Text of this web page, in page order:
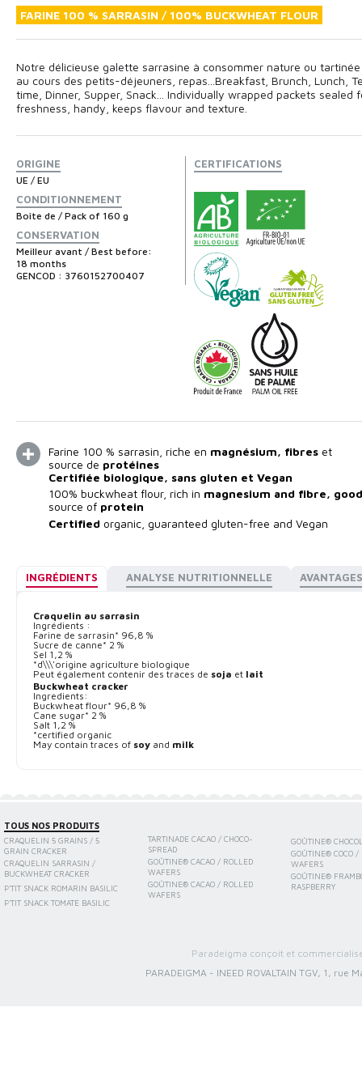
FARINE 100 % SARRASIN / 100% BUCKWHEAT FLOUR
Notre délicieuse galette sarrasine à consommer nature ou tartinée
au cours des petits-déjeuners, repas...Breakfast, Brunch, Lunch,
time, Dinner, Supper, Snack... Individually wrapped packets sealed
freshness, handy, keeps flavour and texture.
ORIGINE
UE / EU
CONDITIONNEMENT
Boîte de / Pack of 160 g
CONSERVATION
Meilleur avant / Best before:
18 months
GENCOD : 3760152700407
CERTIFICATIONS
Farine 100 % sarrasin, riche en magnésium, fibres et
source de protéines
Certifiée biologique, sans gluten et Vegan
100% buckwheat flour, rich in magnesium and fibre, good
source of protein
Certified organic, guaranteed gluten-free and Vegan
INGRÉDIENTS ANALYSE NUTRITIONNELLE AVANTAGES
Craquelin au sarrasin
Ingrédients :
Farine de sarrasin* 96,8 %
Sucre de canne* 2 %
Sel 1,2 %
*d\\\'origine agriculture biologique
Peut également contenir des traces de soja et lait
Buckwheat cracker
Ingredients:
Buckwheat flour* 96,8 %
Cane sugar* 2 %
Salt 1,2 %
*certified organic
May contain traces of soy and milk
TOUS NOS PRODUITS
CRAQUELIN 5 GRAINS / 5
GRAIN CRACKER
CRAQUELIN SARRASIN /
BUCKWHEAT CRACKER
P'TIT SNACK ROMARIN BASILIC
P'TIT SNACK TOMATE BASILIC
TARTINADE CACAO / CHOCO-
SPREAD
GOÛTINE® CACAO / ROLLED
WAFERS
GOÛTINE® CACAO / ROLLED
WAFERS
GOÛTINE®
GOÛTINE® COCO /
WAFERS
GOÛTINE®
RASPBERRY
Paradeigma conçoit et
PARADEIGMA - INEED ROVALTAIN TGV, 1, rue